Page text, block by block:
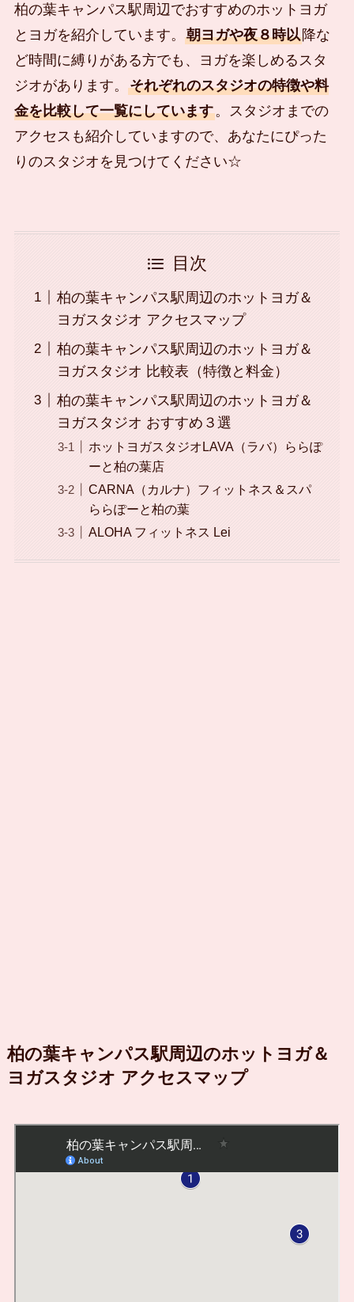
柏の葉キャンパス駅周辺でおすすめのホットヨガ
とヨガを紹介しています。 朝ヨガや夜８時以降な
ど時間に縛りがある方でも、ヨガを楽しめるスタ
ジオがあります。 それぞれのスタジオの特徴や料
金を比較して一覧にしています。スタジオまでの
アクセスも紹介していますので、あなたにぴった
りのスタジオを見つけてください☆
目次
柏の葉キャンパス駅周辺のホットヨガ＆
ヨガスタジオ アクセスマップ
柏の葉キャンパス駅周辺のホットヨガ＆
ヨガスタジオ 比較表（特徴と料金）
柏の葉キャンパス駅周辺のホットヨガ＆
ヨガスタジオ おすすめ３選
ホットヨガスタジオLAVA（ラバ）ららぽ
ーと柏の葉店
CARNA（カルナ）フィットネス＆スパ
ららぽーと柏の葉
ALOHA フィットネス Lei
柏の葉キャンパス駅周辺のホットヨガ＆
ヨガスタジオ アクセスマップ